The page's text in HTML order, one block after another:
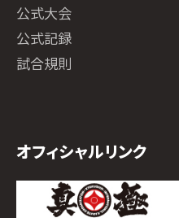
公式大会
公式記録
試合規則
オフィシャルリンク